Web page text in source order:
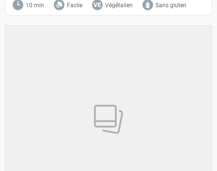
10 min Facile Végétalien Sans gluten